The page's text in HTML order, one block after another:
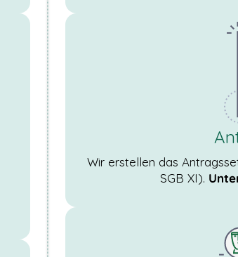
Wir erstellen das
SGB XI).